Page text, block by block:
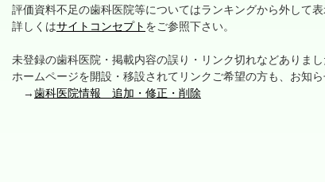
評価資料不足の歯科医院等についてはランキングから外して表
詳しくはサイトコンセプト をご参照下さい。
未登録の歯科医院・掲載内容の誤り・リンク切れなどありまし
ホームページを開設・移設されてリンクご希望の方も、お知ら
→歯科医院情報 追加・修正・削除